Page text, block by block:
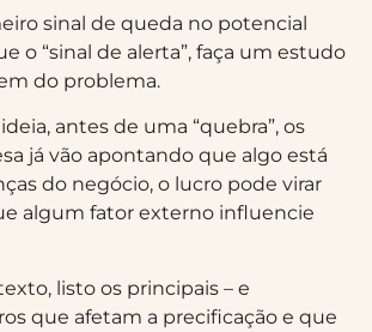
sinal de queda no potencial
o “sinal de alerta”, faça um estudo
do problema.
antes de uma “quebra”, os
já vão apontando que algo está
do negócio, o lucro pode virar
algum fator externo influencie
listo os principais – e
que afetam a precificação e que